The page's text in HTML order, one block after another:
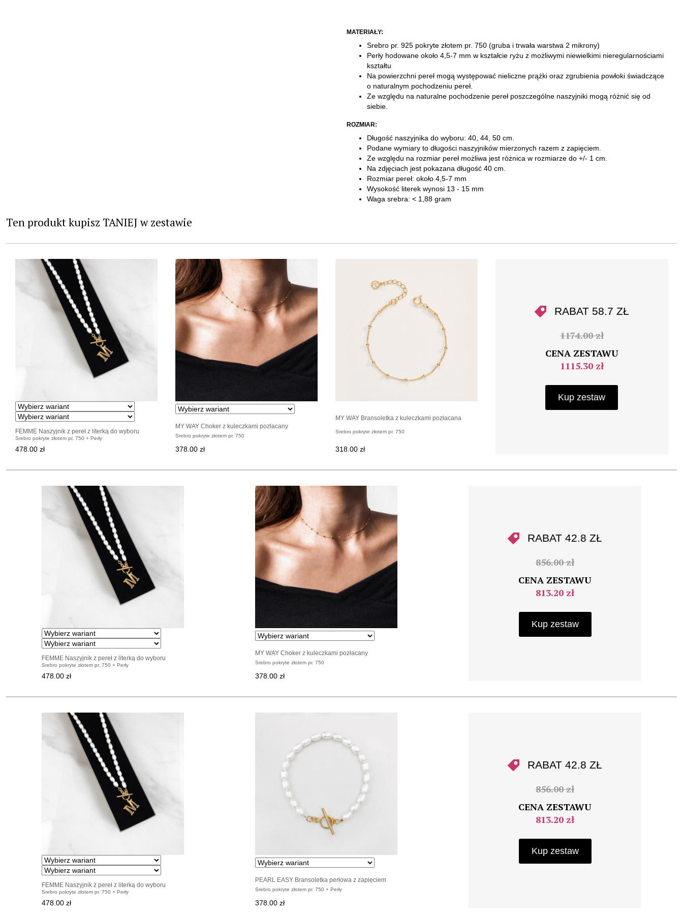
MATERIAŁY:
Srebro pr. 925 pokryte złotem pr. 750 (gruba i trwała warstwa 2 mikrony)
Perły hodowane około 4,5-7 mm w kształcie ryżu z możliwymi niewielkimi nieregularnościami
kształtu
Na powierzchni pereł mogą występować nieliczne prążki oraz zgrubienia powłoki świadczące
o naturalnym pochodzeniu pereł.
Ze względu na naturalne pochodzenie pereł poszczególne naszyjniki mogą różnić się od
siebie.
ROZMIAR:
Długość naszyjnika do wyboru: 40, 44, 50 cm.
Podane wymiary to długości naszyjników mierzonych razem z zapięciem.
Ze względu na rozmiar pereł możliwa jest różnica w rozmiarze do +/- 1 cm.
Na zdjęciach jest pokazana długość 40 cm.
Rozmiar pereł: około 4,5-7 mm
Wysokość literek wynosi 13 - 15 mm
Waga srebra: < 1,88 gram
Ten produkt kupisz TANIEJ w zestawie
FEMME Naszyjnik z pereł z literką do wyboru
Srebro pokryte złotem pr. 750 + Perły
478.00 zł
MY WAY Choker z kuleczkami pozłacany
Srebro pokryte złotem pr. 750
378.00 zł
MY WAY Bransoletka z kuleczkami pozłacana
Srebro pokryte złotem pr. 750
318.00 zł
RABAT 58.7 ZŁ
1174.00 zł
CENA ZESTAWU
1115.30 zł
Kup zestaw
FEMME Naszyjnik z pereł z literką do wyboru
Srebro pokryte złotem pr. 750 + Perły
478.00 zł
MY WAY Choker z kuleczkami pozłacany
Srebro pokryte złotem pr. 750
378.00 zł
RABAT 42.8 ZŁ
856.00 zł
CENA ZESTAWU
813.20 zł
Kup zestaw
FEMME Naszyjnik z pereł z literką do wyboru
Srebro pokryte złotem pr. 750 + Perły
478.00 zł
PEARL EASY Bransoletka perłowa z zapięciem
pozłacanym
Srebro pokryte złotem pr. 750 + Perły
378.00 zł
RABAT 42.8 ZŁ
856.00 zł
CENA ZESTAWU
813.20 zł
Kup zestaw